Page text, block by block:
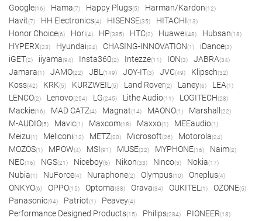
Google(16) Hama(7) Happy Plugs(5) Harman/Kardon(12)
Havit(7) HH Electronics(4) HISENSE(35) HITACHI(13)
Honor Choice(6) Hori(4) HP(385) HTC(2) Huawei(48) Hubsan(18)
HYPERX(23) Hyundai(24) CHASING-INNOVATION(1) iDance(3)
iGET(2) iiyama(94) Insta360(2) Intezze(11) ION(3) JABRA(34)
Jamara(1) JAMO(22) JBL (149) JOY-IT(3) JVC(49) Klipsch(32)
Koss(42) KRK(5) KURZWEIL (5) Land Rover(2) Laney(6) LEA(1)
LENCO(2) Lenovo(254) LG(245) Lithe Audio(11) LOGITECH(28)
Mackie(16) MAD CATZ(4) Magnat(14) MAONO(1) Marshall (22)
M-AUDIO(5) Mavic(1) Maxcom(18) Maxxo(1) MEEaudio(1)
Meizu(1) Meliconi(12) METZ(20) Microsoft(26) Motorola(24)
MOZOS(1) MPOW(4) MSI(91) MUSE(32) MYPHONE(16) Naim(2)
NEC(16) NGS(21) Niceboy(6) Nikon(33) Ninco(5) Nokia(17)
Nubia(1) NuForce(4) Nuraphone(2) Olympus(10) Oneplus(4)
ONKYO(6) OPPO(15) Optoma(38) Orava(34) OUKITEL (1) OZONE(5)
Panasonic(94) Patriot(1) Peavey(4)
Performance Designed Products(15) Philips(284) PIONEER(18)